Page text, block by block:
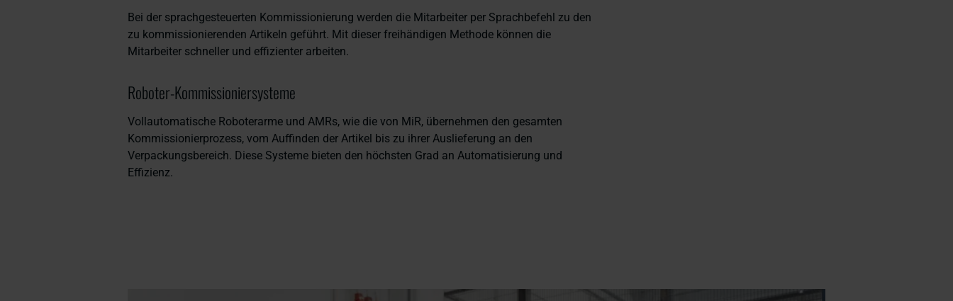
Bei der sprachgesteuerten Kommissionierung werden die Mitarbeiter per Sprachbefehl zu den
zu kommissionierenden Artikeln geführt. Mit dieser freihändigen Methode können die
Mitarbeiter schneller und effizienter arbeiten.
Roboter-Kommissioniersysteme
Vollautomatische Roboterarme und AMRs, wie die von MiR, übernehmen den gesamten
Kommissionierprozess, vom Auffinden der Artikel bis zu ihrer Auslieferung an den
Verpackungsbereich. Diese Systeme bieten den höchsten Grad an Automatisierung und
Effizienz.